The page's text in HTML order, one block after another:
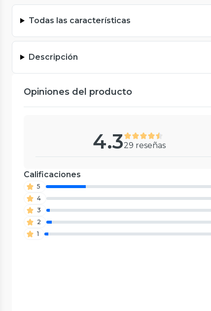
Todas las características
Descripción
Opiniones del producto
4.329 reseñas
Calificaciones
5
4
3
2
1